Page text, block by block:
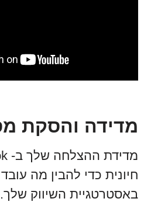
מדידה והסקת
חיונית כדי להבין מה
באסטרטגיית השיווק